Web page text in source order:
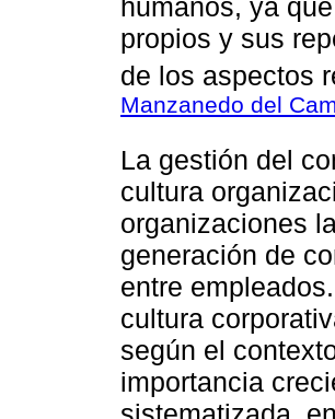
humanos, ya
propios y sus
de los aspectos
Manzanedo del
La gestión del
cultura
organizaciones
generación de
entre
cultura
según el
importancia